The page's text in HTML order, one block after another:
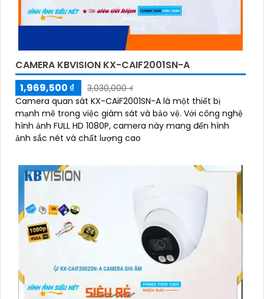
CAMERA KBVISION KX-CAIF2001SN-A
1,969,500 ₫
3,030,000 ₫
Camera quan sát KX-CAiF2001SN-A là một thiết bị
mạnh mẽ trong việc giám sát và bảo vệ. Với công nghệ
hình ảnh FULL HD 1080P, camera này mang đến hình
ảnh sắc nét và chất lượng cao